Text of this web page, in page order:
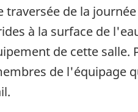
de la
à la surface de
de cette salle.
de l'équipage